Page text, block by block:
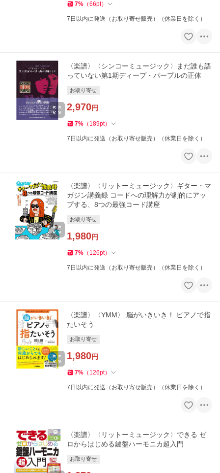
7% （66pt）
7日以内に発送（お取り寄せ販売）（休業日を除く）
〈楽譜〉〈シンコーミュージック〉まだ誰も語
っていない第1期ディープ・パープルの正体
お取り寄せ
2,970円
7% （ 189pt）
7日以内に発送（お取り寄せ販売）（休業日を除く）
〈楽譜〉〈リットーミュージック〉ギター・マ
ガジン講義録 コードへの理解力が劇的にアッ
プする、8つの最強コード講座
お取り寄せ
1,980円
7% （ 126pt）
7日以内に発送（お取り寄せ販売）（休業日を除く）
〈楽譜〉〈YMM〉 脳がいきいき！ ピアノで指
たいそう
お取り寄せ
1,980円
7% （ 126pt）
7日以内に発送（お取り寄せ販売）（休業日を除く）
〈楽譜〉〈リットーミュージック〉できる ゼ
ロからはじめる鍵盤ハーモニカ超入門
お取り寄せ